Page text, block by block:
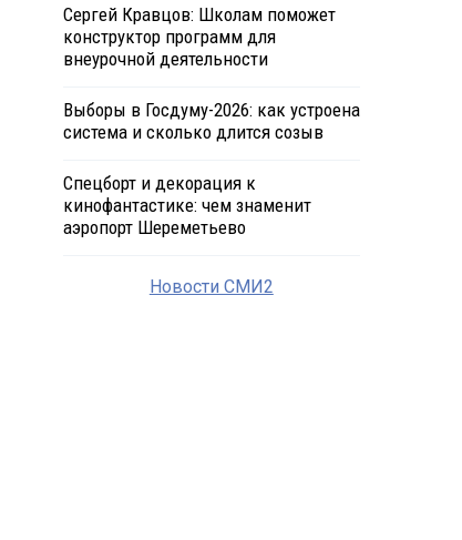
Сергей Кравцов: Школам поможет
конструктор программ для
внеурочной деятельности
Выборы в Госдуму-2026: как устроена
система и сколько длится созыв
Спецборт и декорация к
кинофантастике: чем знаменит
аэропорт Шереметьево
Новости СМИ2